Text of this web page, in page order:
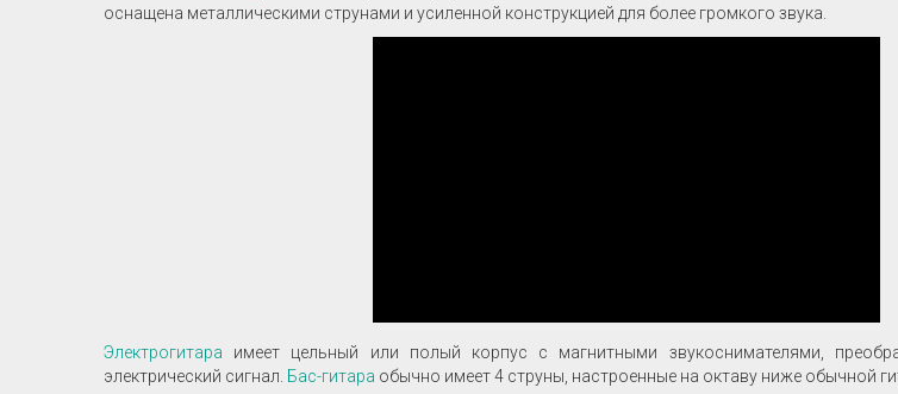
оснащена металлическими струнами и усиленной конструкцией для более громкого звука.
Электрогитара имеет цельный или полый корпус с магнитными звукоснимателями,
электрический сигнал. Бас-гитара обычно имеет 4 струны, настроенные на октаву ниже обычной